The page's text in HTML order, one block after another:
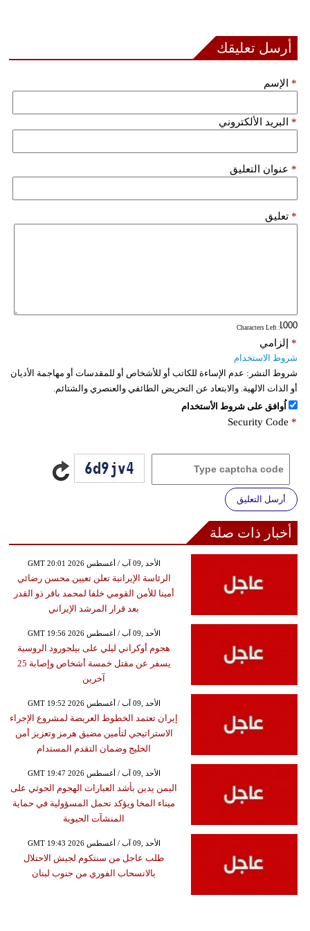
أرسل تعليقك
الإسم *
البريد الألكتروني *
عنوان التعليق *
تعليق *
: Characters Left
إلزامي *
شروط الاستخدام
شروط النشر: عدم الإساءة للكاتب أو للأشخاص أو للمقدسات أو مهاجمة الأديان
أو الذات الالهية. والابتعاد عن التحريض الطائفي والعنصري والشتائم.
اُوافق على شروط الأستخدام
Security Code *
أرسل التعليق
أخبار ذات صلة
GMT 20:01 2026 الأحد ,09 آب / أغسطس
الرئاسة الإيرانية تعلن تعيين محسن رضائي
أمينا للأمن القومي خلفا لمحمد باقر ذو القدر
بعد قرار المرشد الإيراني
GMT 19:56 2026 الأحد ,09 آب / أغسطس
هجوم أوكراني ليلي على بيلجورود الروسية
يسفر عن مقتل خمسة أشخاص وإصابة 25
آخرين
GMT 19:52 2026 الأحد ,09 آب / أغسطس
إيران تعتمد الخطوط العريضة لمشروع الإجراء
الاستراتيجي لتأمين مضيق هرمز وتعزيز أمن
الخليج وضمان التقدم المستدام
GMT 19:47 2026 الأحد ,09 آب / أغسطس
اليمن يدين بأشد العبارات الهجوم الحوثي على
ميناء المخا ويؤكد تحمل المسؤولية في حماية
المنشآت الحيوية
GMT 19:43 2026 الأحد ,09 آب / أغسطس
طلب عاجل من سنتكوم لجيش الاحتلال
بالانسحاب الفوري من جنوب لبنان